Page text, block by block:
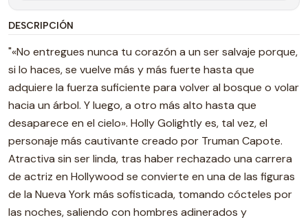
DESCRIPCIÓN
"«No entregues nunca tu corazón a un ser salvaje porque,
si lo haces, se vuelve más y más fuerte hasta que
adquiere la fuerza suficiente para volver al bosque o volar
hacia un árbol. Y luego, a otro más alto hasta que
desaparece en el cielo». Holly Golightly es, tal vez, el
personaje más cautivante creado por Truman Capote.
Atractiva sin ser linda, tras haber rechazado una carrera
de actriz en Hollywood se convierte en una de las figuras
de la Nueva York más sofisticada, tomando cócteles por
las noches, saliendo con hombres adinerados y